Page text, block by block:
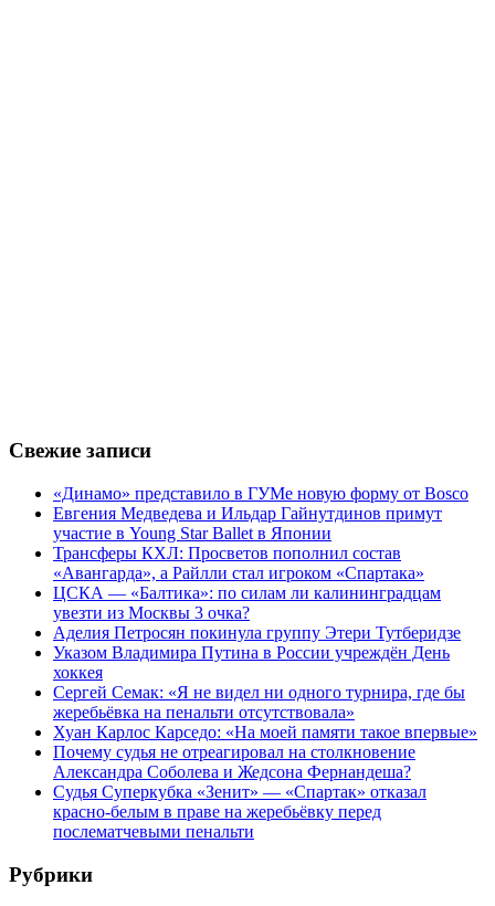
Свежие записи
«Динамо» представило в ГУМе новую форму от Bosco
Евгения Медведева и Ильдар Гайнутдинов примут
участие в Young Star Ballet в Японии
Трансферы КХЛ: Просветов пополнил состав
«Авангарда», а Райлли стал игроком «Спартака»
ЦСКА — «Балтика»: по силам ли калининградцам
увезти из Москвы 3 очка?
Аделия Петросян покинула группу Этери Тутберидзе
Указом Владимира Путина в России учреждён День
хоккея
Сергей Семак: «Я не видел ни одного турнира, где бы
жеребьёвка на пенальти отсутствовала»
Хуан Карлос Карседо: «На моей памяти такое впервые»
Почему судья не отреагировал на столкновение
Александра Соболева и Жедсона Фернандеша?
Судья Суперкубка «Зенит» — «Спартак» отказал
красно-белым в праве на жеребьёвку перед
послематчевыми пенальти
Рубрики